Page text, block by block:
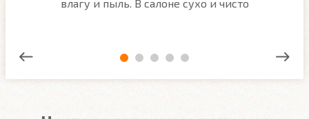
влагу и пыль. В салоне сухо и чисто